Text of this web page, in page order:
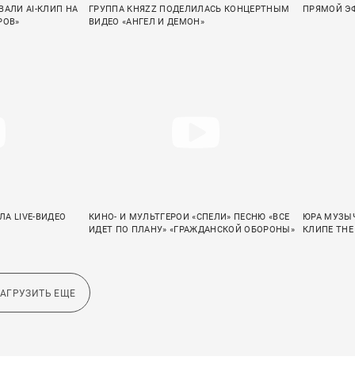
AI-КЛИП НА
ГРУППА КНЯZZ ПОДЕЛИЛАСЬ КОНЦЕРТНЫМ
ВИДЕО «АНГЕЛ И ДЕМОН»
ПРЯМОЙ
LIVE-ВИДЕО
КИНО- И МУЛЬТГЕРОИ «СПЕЛИ» ПЕСНЮ «ВСЕ
ИДЕТ ПО ПЛАНУ» «ГРАЖДАНСКОЙ ОБОРОНЫ»
ЮРА
КЛИПЕ THE
ЕЩЕ